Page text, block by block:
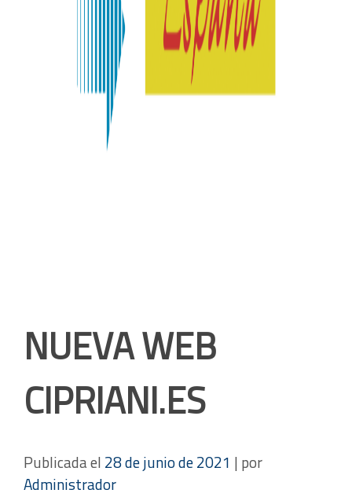
NUEVA WEB
CIPRIANI.ES
Publicada el 28 de junio de 2021 | por
Administrador